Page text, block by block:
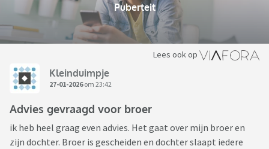
Puberteit
Lees ook op
Kleinduimpje
27-01-2026om 23:42
Advies gevraagd voor broer
ik heb heel graag even advies. Het gaat over mijn broer en
zijn dochter. Broer is gescheiden en dochter slaapt iedere